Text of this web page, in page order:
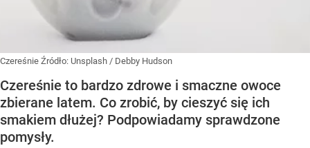
Czereśnie Źródło: Unsplash / Debby Hudson
Czereśnie to bardzo zdrowe i smaczne owoce
zbierane latem. Co zrobić, by cieszyć się ich
smakiem dłużej? Podpowiadamy sprawdzone
pomysły.